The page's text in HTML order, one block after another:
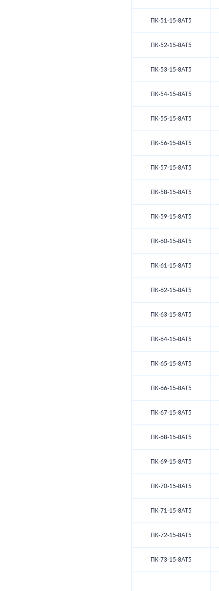
ПК-51-15-8АТ5
ПК-52-15-8АТ5
ПК-53-15-8АТ5
ПК-54-15-8АТ5
ПК-55-15-8АТ5
ПК-56-15-8АТ5
ПК-57-15-8АТ5
ПК-58-15-8АТ5
ПК-59-15-8АТ5
ПК-60-15-8АТ5
ПК-61-15-8АТ5
ПК-62-15-8АТ5
ПК-63-15-8АТ5
ПК-64-15-8АТ5
ПК-65-15-8АТ5
ПК-66-15-8АТ5
ПК-67-15-8АТ5
ПК-68-15-8АТ5
ПК-69-15-8АТ5
ПК-70-15-8АТ5
ПК-71-15-8АТ5
ПК-72-15-8АТ5
ПК-73-15-8АТ5